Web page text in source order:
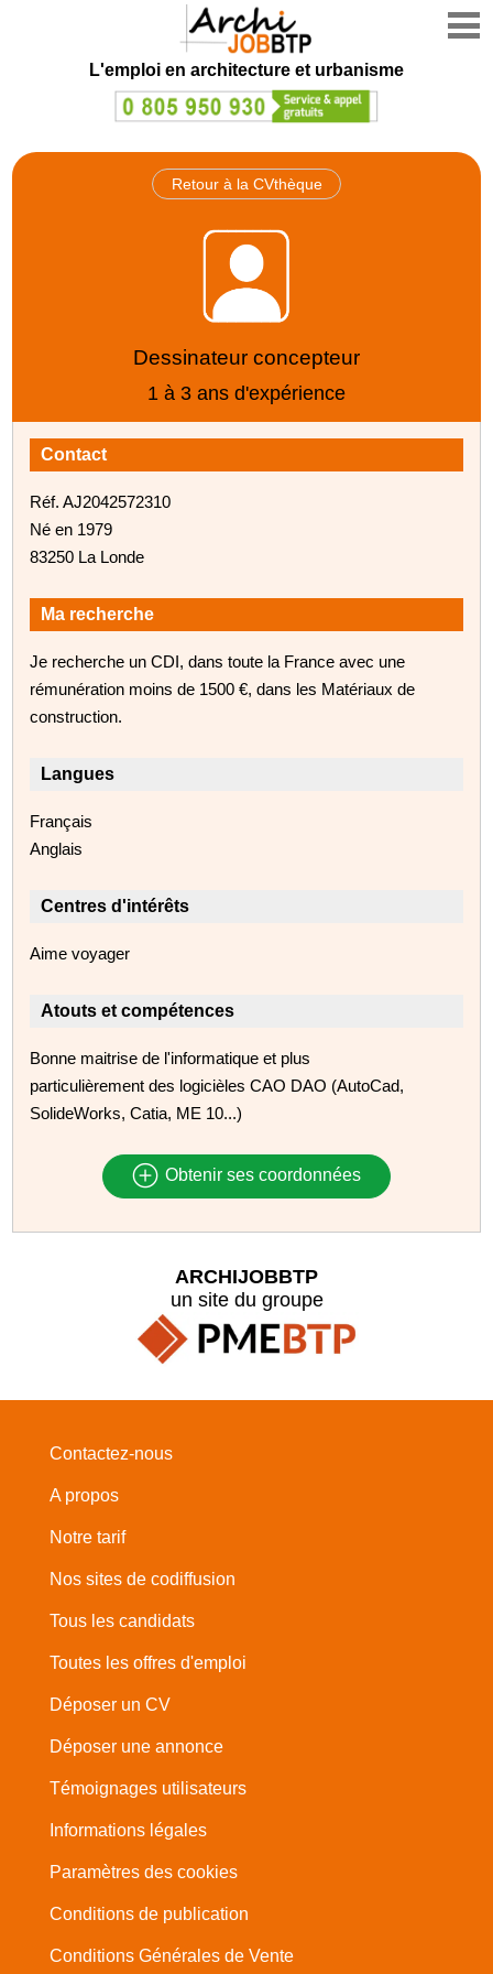
L'emploi en architecture et urbanisme
Retour à la CVthèque
Dessinateur concepteur
1 à 3 ans d'expérience
Contact
Réf. AJ2042572310
Né en 1979
83250 La Londe
Ma recherche
Je recherche un CDI, dans toute la France avec une
rémunération moins de 1500 €, dans les Matériaux de
construction.
Langues
Français
Anglais
Centres d'intérêts
Aime voyager
Atouts et compétences
Bonne maitrise de l'informatique et plus
particulièrement des logicièles CAO DAO (AutoCad,
SolideWorks, Catia, ME 10...)
Obtenir ses coordonnées
ARCHIJOBBTP
un site du groupe
Contactez-nous
A propos
Notre tarif
Nos sites de codiffusion
Tous les candidats
Toutes les offres d'emploi
Déposer un CV
Déposer une annonce
Témoignages utilisateurs
Informations légales
Paramètres des cookies
Conditions de publication
Conditions Générales de Vente